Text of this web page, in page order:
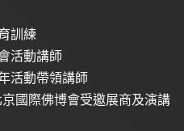
訓練
活動講師
活動帶領講師
國際佛博會受邀展商及演講